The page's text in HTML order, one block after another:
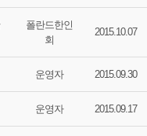
폴란드한인
회
2015.10.07
운영자 2015.09.30
운영자 2015.09.17